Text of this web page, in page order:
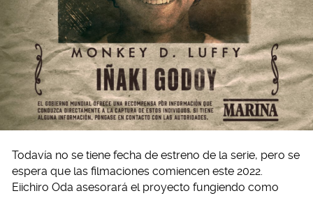
Todavía no se tiene fecha de estreno de la serie, pero se
espera que las filmaciones comiencen este 2022.
Eiichiro Oda asesorará el proyecto fungiendo como